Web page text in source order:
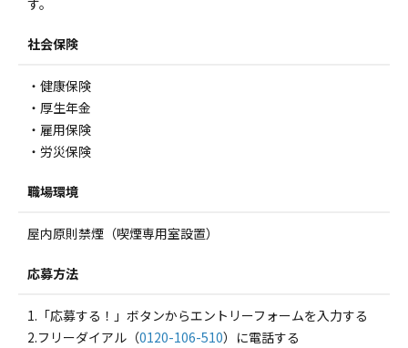
す。
社会保険
・健康保険
・厚生年金
・雇用保険
・労災保険
職場環境
屋内原則禁煙（喫煙専用室設置）
応募方法
1.「応募する！」ボタンからエントリーフォームを入力する
2.フリーダイアル（0120-106-510）に電話する